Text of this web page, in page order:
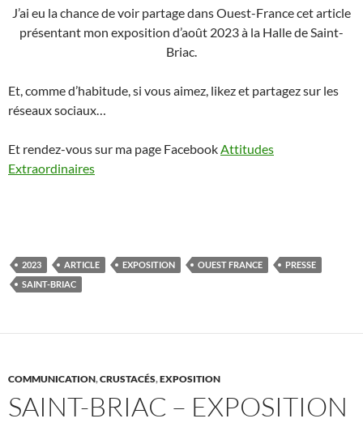
J’ai eu la chance de voir partage dans Ouest-France cet article
présentant mon exposition d’août 2023 à la Halle de Saint-
Briac.
Et, comme d’habitude, si vous aimez, likez et partagez sur les
réseaux sociaux…
Et rendez-vous sur ma page FacebookAttitudes
Extraordinaires
2023 ARTICLE EXPOSITION OUEST FRANCE
PRESSE
SAINT-BRIAC
COMMUNICATION,CRUSTACÉS,EXPOSITION
SAINT-BRIAC – EXPOSITION